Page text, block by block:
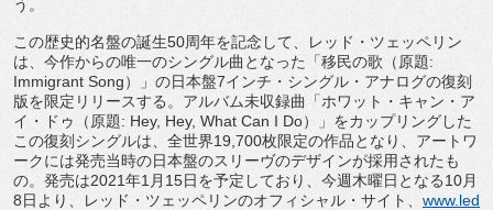
う。
この歴史的名盤の誕生50周年を記念して、レッド・ ツェッペリン
は、今作からの唯一のシングル曲となった「移民の歌（原題:
Immigrant Song）」の日本盤7インチ・シングル・ アナログの復刻
版を限定リリースする。アルバム未収録曲「ホワット・キャン・ア
イ・ドゥ（原題: Hey, Hey, What Can I Do）」をカップリングした
この復刻シングルは、全世界19, 700枚限定の作品となり、 アートワ
ークには発売当時の日本盤のスリーヴのデザインが採用されたも
の。発売は2021年1 月 15日を予定しており、 今週木曜日となる10月
8日より、レッド・ ツェッペリンのオフィシャル・サイト、 www.led